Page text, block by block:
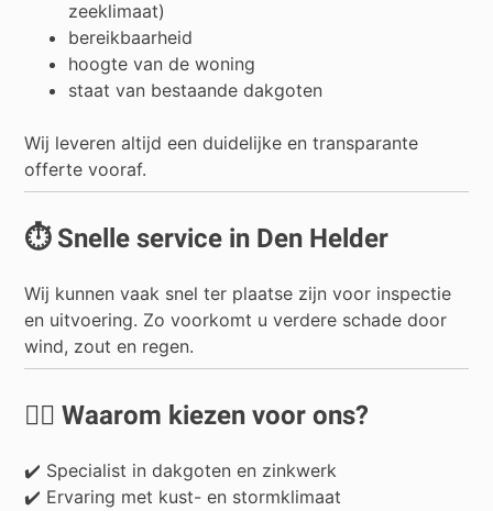
zeeklimaat)
bereikbaarheid
hoogte van de woning
staat van bestaande dakgoten
Wij leveren altijd een duidelijke en transparante
offerte vooraf.
⏱️ Snelle service in Den Helder
Wij kunnen vaak snel ter plaatse zijn voor inspectie
en uitvoering. Zo voorkomt u verdere schade door
wind, zout en regen.
👷‍♂️ Waarom kiezen voor ons?
✔️ Specialist in dakgoten en zinkwerk
✔️ Ervaring met kust- en stormklimaat